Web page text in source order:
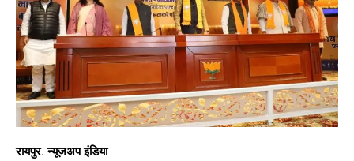
रायपुर. न्यूजअप इंडिया